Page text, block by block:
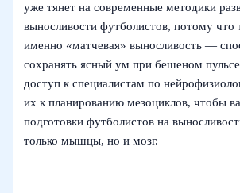
уже тянет на современные методики
выносливости футболистов, потому что
именно «матчевая» выносливость —
сохранять ясный ум при бешеном
доступ к специалистам по
их к планированию мезоциклов, чтобы
подготовки футболистов на
только мышцы, но и мозг.